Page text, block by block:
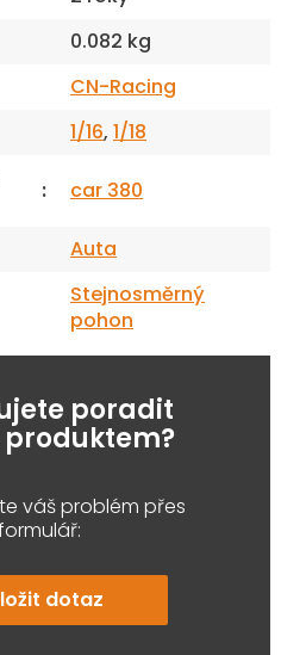
0.082 kg
CN-Racing
1/16, 1/18
: car 380
Auta
Stejnosměrný
pohon
poradit
váš problém přes
dotaz